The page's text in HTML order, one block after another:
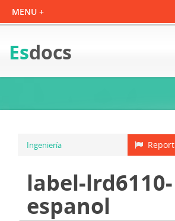
Esdocs
Report
Ingeniería
label-lrd6110-
espanol